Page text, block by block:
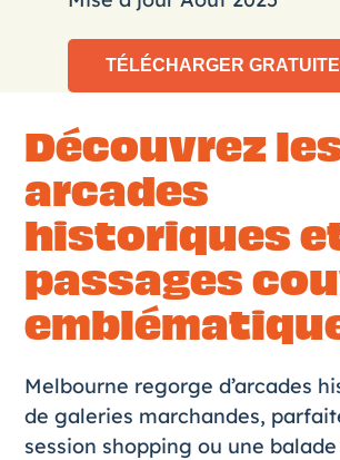
Découvrez
arcades
historiques
passages
Melbourne regorge d’arcades
de galeries marchandes,
session shopping ou une balade